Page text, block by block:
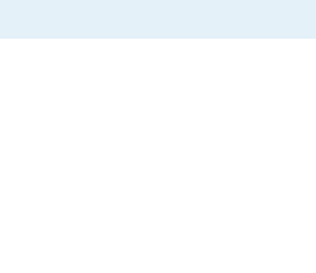
n
r
e